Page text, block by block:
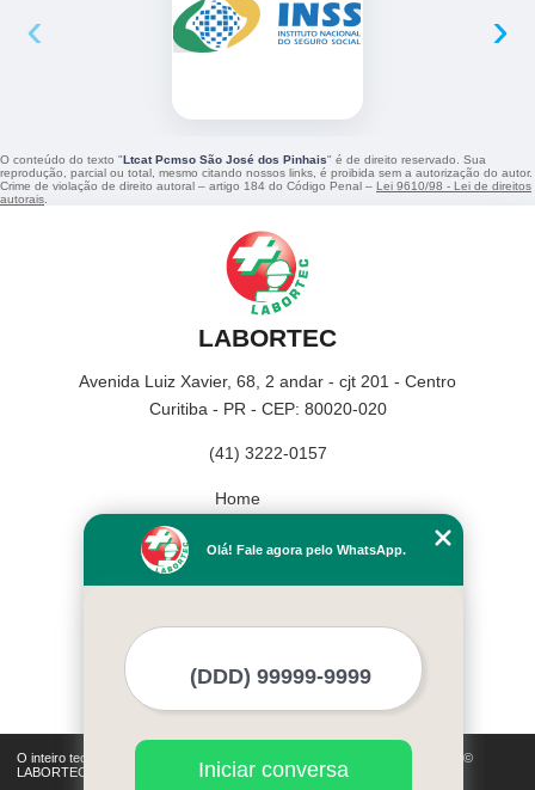
‹ ›
O conteúdo do texto " Ltcat Pcmso São José dos Pinhais" é de direito reservado. Sua
reprodução, parcial ou total, mesmo citando nossos links, é proibida sem a autorização do autor.
Crime de violação de direito autoral – artigo 184 do Código Penal – Lei 9610/98 - Lei de direitos
autorais.
LABORTEC
Avenida Luiz Xavier, 68, 2 andar - cjt 201 - Centro
Curitiba - PR - CEP: 80020-020
(41) 3222-0157
Home
Missão
O inteiro teor deste site está sujeito à proteção de direitos autorais. Copyright©
LABORTEC (Lei 9610 de 19/02/1998)
Olá! Fale agora pelo WhatsApp.
Iniciar conversa